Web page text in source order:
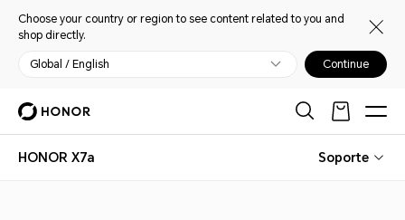
Choose your country or region to see content related to you and
shop directly.
Global / English Continue
HONOR X7a Soporte